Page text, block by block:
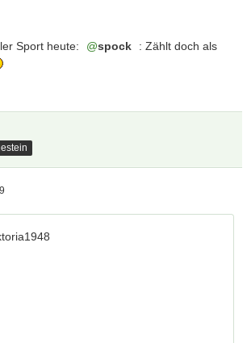
Sport heute: spock
: Zählt doch als